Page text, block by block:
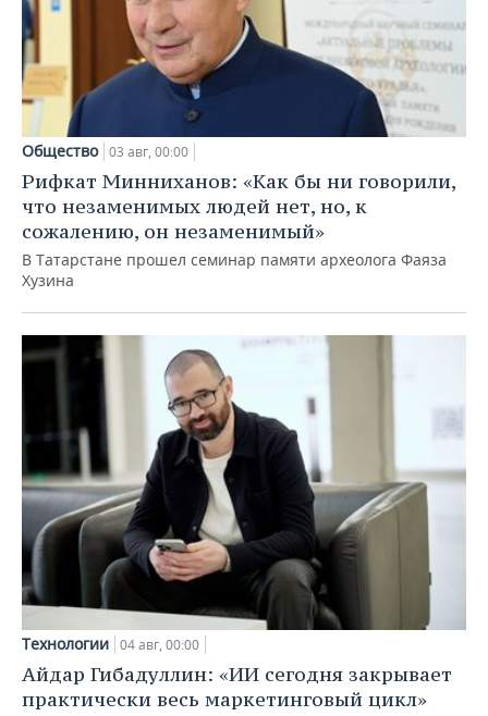
Общество 03 авг, 00:00
Рифкат Минниханов: «Как бы ни говорили,
что незаменимых людей нет, но, к
сожалению, он незаменимый»
В Татарстане прошел семинар памяти археолога Фаяза
Хузина
Технологии 04 авг, 00:00
Айдар Гибадуллин: «ИИ сегодня закрывает
практически весь маркетинговый цикл»